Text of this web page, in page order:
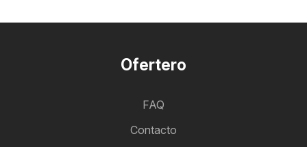
Ofertero
FAQ
Contacto